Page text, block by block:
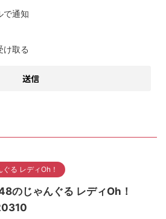
で通知
け取る
ぐる レディOh！
のじゃんぐる レディOh！